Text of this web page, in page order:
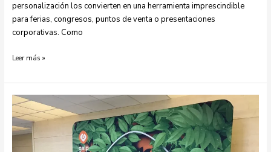
personalización los convierten en una herramienta imprescindible
para ferias, congresos, puntos de venta o presentaciones
corporativas. Como
Leer más »
Photocall
para
eventos:
visibilidad
de
marca